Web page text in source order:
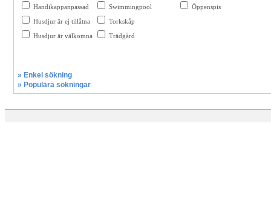
Handikappanpassad
Swimmingpool
Öppenspis
Husdjur är ej tillåtna
Torkskåp
Husdjur är välkomna
Trädgård
» Enkel sökning
» Populära sökningar